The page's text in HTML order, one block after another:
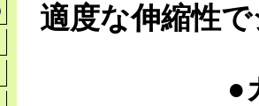
適度な伸縮性
●